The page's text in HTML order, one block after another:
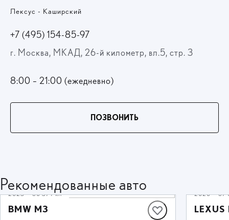
Лексус - Каширский
+7 (495) 154-85-97
г. Москва, МКАД, 26-й километр, вл.5, стр. 3
8:00 – 21:00 (ежедневно)
ПОЗВОНИТЬ
Рекомендованные авто
2023·60 379 км
BMW M3
2020·67
LEXUS